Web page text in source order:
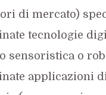
di mercato)
tecnologie
sensoristica o
applicazioni